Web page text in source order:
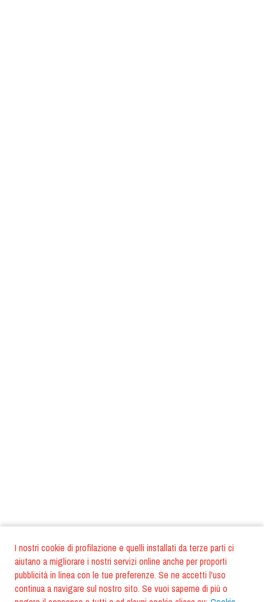
I nostri cookie di profilazione e quelli installati da terze parti ci
aiutano a migliorare i nostri servizi online anche per proporti
pubblicità in linea con le tue preferenze. Se ne accetti l'uso
continua a navigare sul nostro sito. Se vuoi saperne di più o